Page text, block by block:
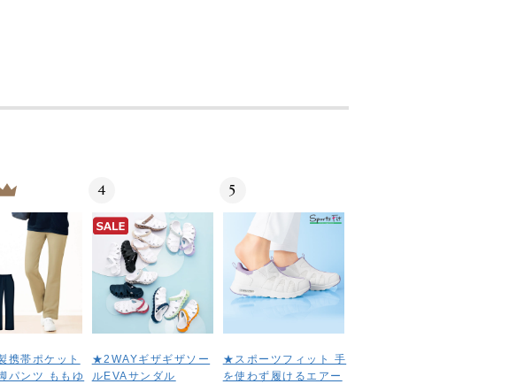
携帯ポケット
パンツ ももゆ
4
★2WAYギザギザソー
ルEVAサンダル
5
★スポーツフィット 手
を使わず履けるエアー